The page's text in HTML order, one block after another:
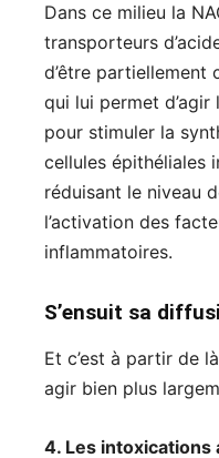
Dans ce milieu la
transporteurs
d’être partiellement
qui lui permet
pour stimuler la
cellules épithéliales
réduisant le niveau
l’activation des
inflammatoires.
S’ensuit sa
Et c’est à partir de
agir bien plus
4. Les intoxications